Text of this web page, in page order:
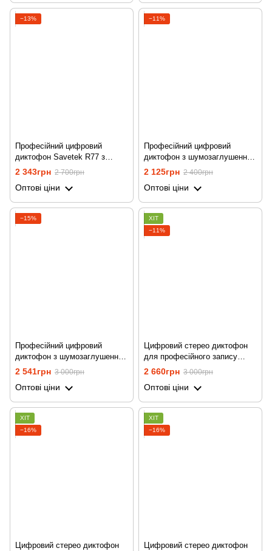
−13%
Професійний цифровий
диктофон Savetek R77 з
активацією голосом, 64 Гб
2 343грн 2 700грн
Оптові ціни
−11%
Професійний цифровий
диктофон з шумозаглушенням
та лінійним входом Savetek
GS-R58, 32 Гб пам'яті
2 125грн 2 400грн
Оптові ціни
−15%
Професійний цифровий
диктофон з шумозаглушенням
та лінійним входом Savetek
GS-R58, 64 Гб пам'яті
2 541грн 3 000грн
Оптові ціни
ХІТ
−11%
Цифровий стерео диктофон
для професійного запису
звуку Savetek GS-R69, з
голосовою активацією, 32 Гб,
до 54 годин
2 660грн 3 000грн
Оптові ціни
ХІТ
−16%
Цифровий стерео диктофон
ХІТ
−16%
Цифровий стерео диктофон